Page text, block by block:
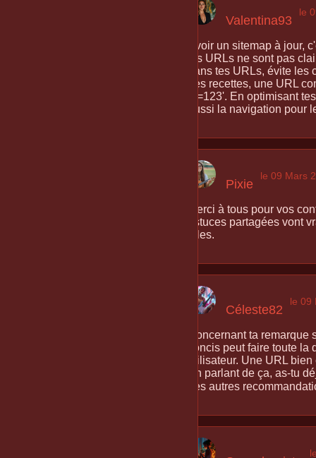
Valentina93
le
Avoir un sitemap à jour,
les URLs ne sont pas
dans tes URLs, évite
des recettes, une URL
id=123'. En optimisant
aussi la navigation pour
Pixie
le 09 Mars
Merci à tous pour vos
astuces partagées vont
elles.
Céleste82
le 09
Concernant ta
concis peut faire toute
utilisateur. Une URL
En parlant de ça, as-tu
des autres